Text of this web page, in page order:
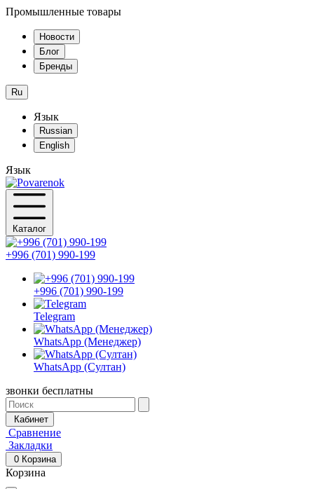
Промышленные товары
Новости
Блог
Бренды
Ru
Язык
Russian
English
Язык
Каталог
+996 (701) 990-199
+996 (701) 990-199
Telegram
WhatsApp (Менеджер)
WhatsApp (Султан)
звонки бесплатны
Кабинет
Сравнение
Закладки
0 Корзина
Корзина